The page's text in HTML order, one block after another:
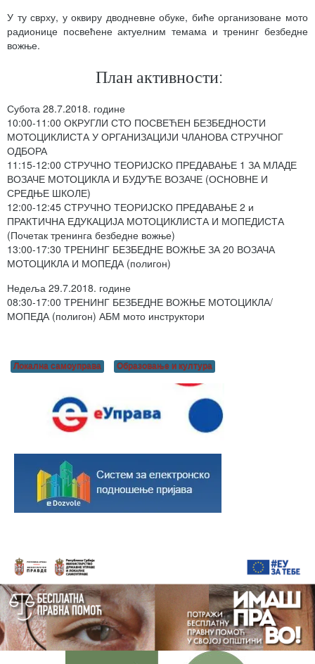
У ту сврху, у оквиру дводневне обуке, биће организоване мото
радионице посвећене актуелним темама и тренинг безбедне
вожње.
План активности:
Субота 28.7.2018. године
10:00-11:00 ОКРУГЛИ СТО ПОСВЕЋЕН БЕЗБЕДНОСТИ
МОТОЦИКЛИСТА У ОРГАНИЗАЦИЈИ ЧЛАНОВА СТРУЧНОГ
ОДБОРА
11:15-12:00 СТРУЧНО ТЕОРИЈСКО ПРЕДАВАЊЕ 1 ЗА МЛАДЕ
ВОЗАЧЕ МОТОЦИКЛА И БУДУЋЕ ВОЗАЧЕ (ОСНОВНЕ И
СРЕДЊЕ ШКОЛЕ)
12:00-12:45 СТРУЧНО ТЕОРИЈСКО ПРЕДАВАЊЕ 2 и
ПРАКТИЧНА ЕДУКАЦИЈА МОТОЦИКЛИСТА И МОПЕДИСТА
(Почетак тренинга безбедне вожње)
13:00-17:30 ТРЕНИНГ БЕЗБЕДНЕ ВОЖЊЕ ЗА 20 ВОЗАЧА
МОТОЦИКЛА И МОПЕДА (полигон)
Недеља 29.7.2018. године
08:30-17:00 ТРЕНИНГ БЕЗБЕДНЕ ВОЖЊЕ МОТОЦИКЛА/
МОПЕДА (полигон) АБМ мото инструктори
Локална самоуправа Образовање и култура